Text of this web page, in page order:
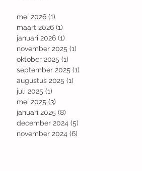
mei 2026 (1)
maart 2026 (1)
januari 2026 (1)
november 2025 (1)
oktober 2025 (1)
september 2025 (1)
augustus 2025 (1)
juli 2025 (1)
mei 2025 (3)
januari 2025 (8)
december 2024 (5)
november 2024 (6)